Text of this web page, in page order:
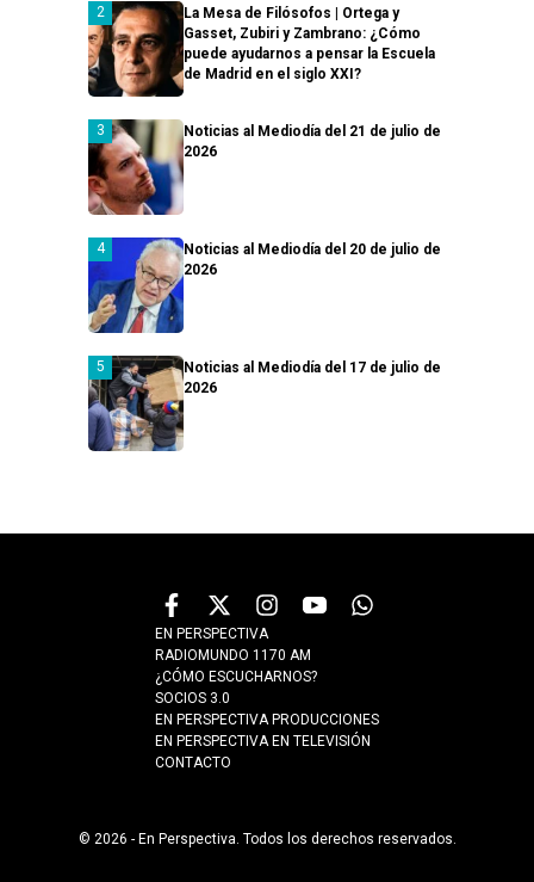
La Mesa de Filósofos | Ortega y
Gasset, Zubiri y Zambrano: ¿Cómo
puede ayudarnos a pensar la Escuela
de Madrid en el siglo XXI?
Noticias al Mediodía del 21 de julio de
2026
Noticias al Mediodía del 20 de julio de
2026
Noticias al Mediodía del 17 de julio de
2026
EN PERSPECTIVA
RADIOMUNDO 1170 AM
¿CÓMO ESCUCHARNOS?
SOCIOS 3.0
EN PERSPECTIVA PRODUCCIONES
EN PERSPECTIVA EN TELEVISIÓN
CONTACTO
© 2026 - En Perspectiva. Todos los derechos reservados.